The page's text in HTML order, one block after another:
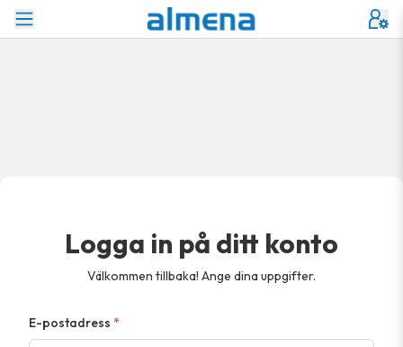
Logga in på ditt konto
Välkommen tillbaka! Ange dina uppgifter.
E-postadress *